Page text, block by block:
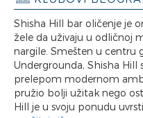
Shisha Hill bar oličenje je
žele da uživaju u odličnoj
nargile. Smešten u centru
Undergrounda, Shisha Hill
prelepom modernom
pružio bolji užitak nego
Hill je u svoju ponudu